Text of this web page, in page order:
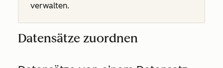
verwalten.
Datensätze zuordnen